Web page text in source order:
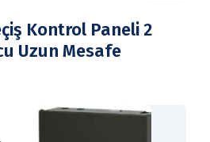
Kontrol Paneli 2
Uzun Mesafe